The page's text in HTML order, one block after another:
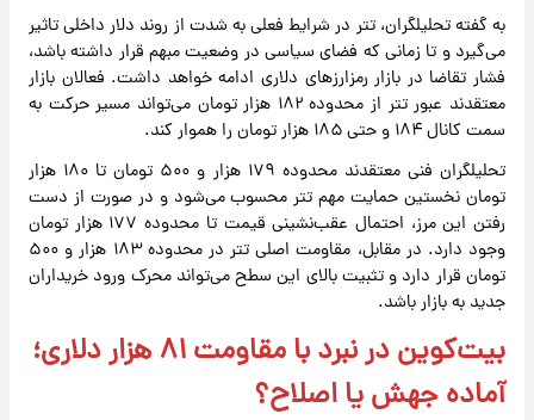
به گفته تحلیلگران، تتر در شرایط فعلی به شدت از روند دلار داخلی تاثیر
می‌گیرد و تا زمانی که فضای سیاسی در وضعیت مبهم قرار داشته باشد،
فشار تقاضا در بازار رمزارزهای دلاری ادامه خواهد داشت. فعالان بازار
معتقدند عبور تتر از محدوده ۱۸۲ هزار تومان می‌تواند مسیر حرکت به
سمت کانال ۱۸۴ و حتی ۱۸۵ هزار تومان را هموار کند.
تحلیلگران فنی معتقدند محدوده ۱۷۹ هزار و ۵۰۰ تومان تا ۱۸۰ هزار
تومان نخستین حمایت مهم تتر محسوب می‌شود و در صورت از دست
رفتن این مرز، احتمال عقب‌نشینی قیمت تا محدوده ۱۷۷ هزار تومان
وجود دارد. در مقابل، مقاومت اصلی تتر در محدوده ۱۸۳ هزار و ۵۰۰
تومان قرار دارد و تثبیت بالای این سطح می‌تواند محرک ورود خریداران
جدید به بازار باشد.
بیت‌کوین در نبرد با مقاومت ۸۱ هزار دلاری؛
آماده جهش یا اصلاح؟